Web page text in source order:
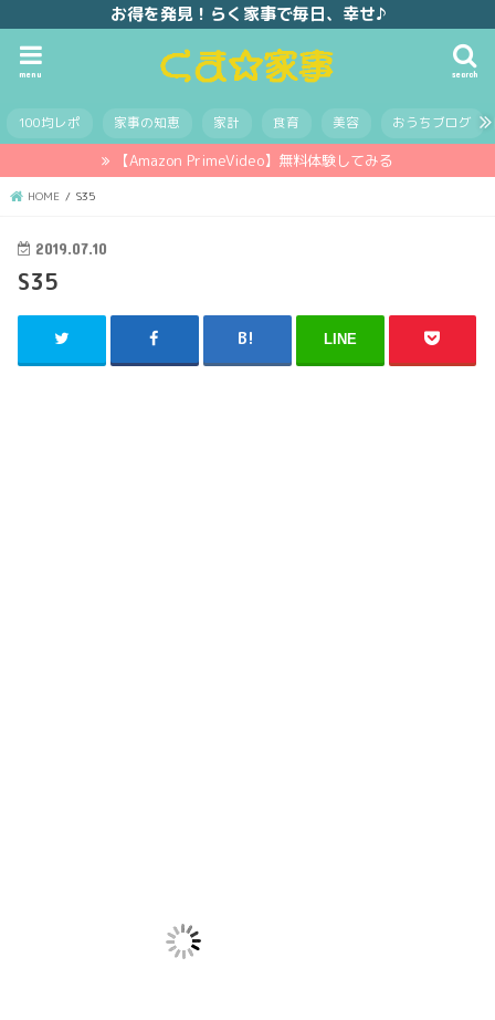
お得を発見！らく家事で毎日、幸せ♪
search
menu
100均レポ 家事の知恵 家計 食育 美容 おうちブログ
【Amazon PrimeVideo】無料体験してみる
HOME S35
2019.07.10
S35
LINE